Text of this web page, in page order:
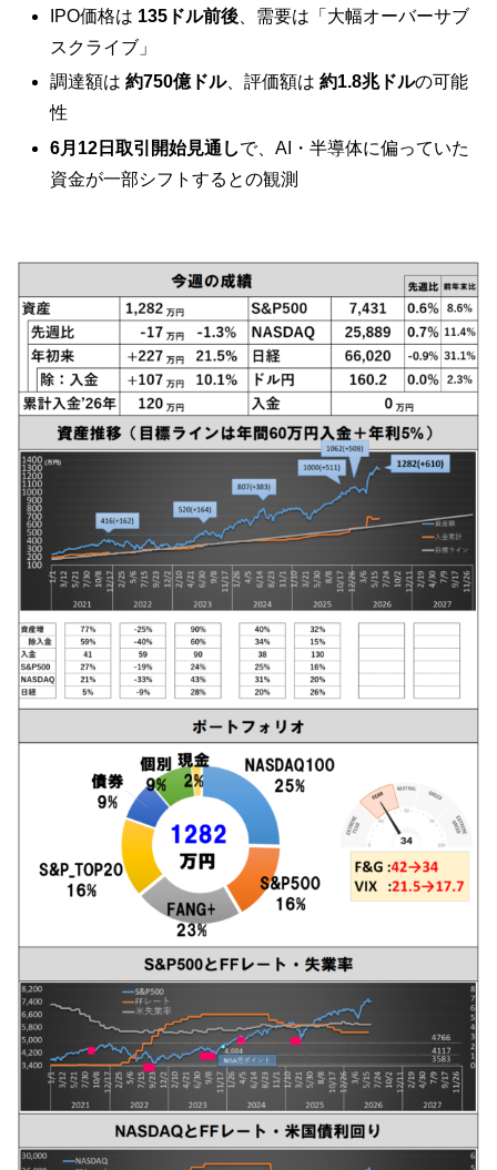
IPO価格は 135ドル前後 、需要は「大幅オーバーサブ
スクライブ」
調達額は約750億ドル、評価額は約1.8兆ドルの可能
性
6月12日取引開始見通しで、AI・半導体に偏っていた
資金が一部シフトするとの観測